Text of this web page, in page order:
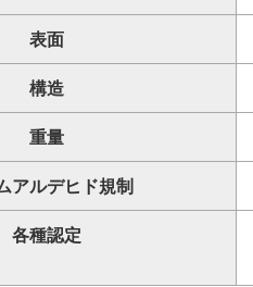
表面
構造
重量
アルデヒド規制
各種認定